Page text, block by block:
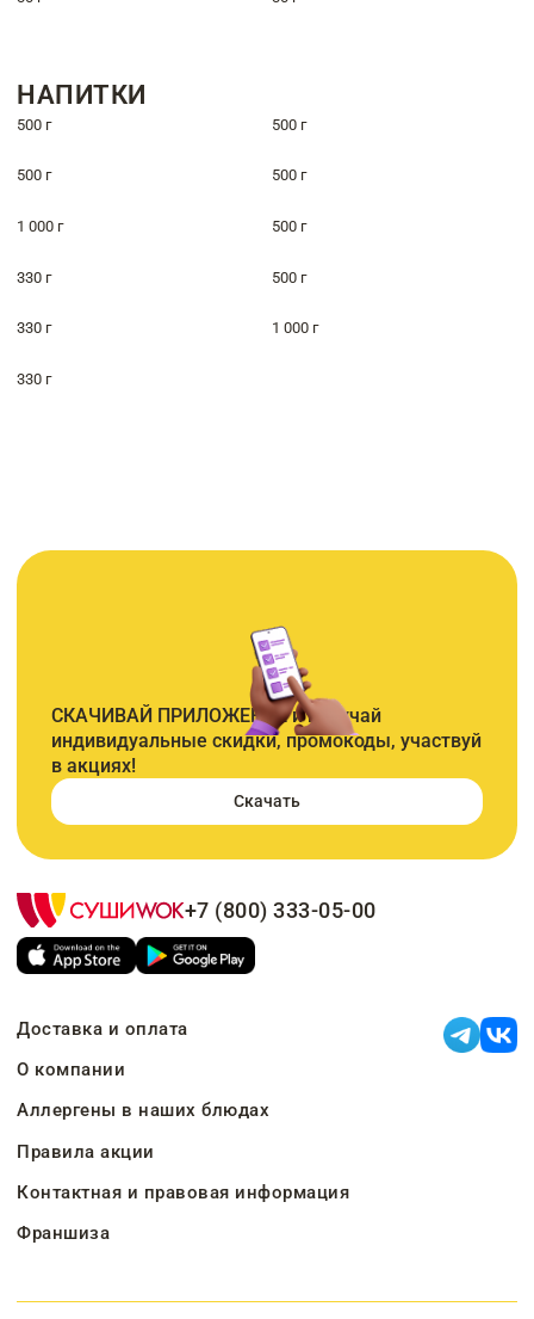
НАПИТКИ
500 г 500 г
500 г 500 г
1 000 г 500 г
330 г 500 г
330 г 1 000 г
330 г
СКАЧИВАЙ ПРИЛОЖЕНИЕ и получай
индивидуальные скидки, промокоды, участвуй
в акциях!
Скачать
+7 (800) 333-05-00
Доставка и оплата
О компании
Аллергены в наших блюдах
Правила акции
Контактная и правовая информация
Франшиза